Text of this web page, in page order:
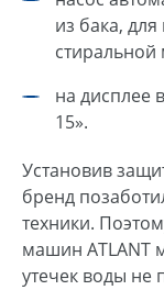
из бака,
на дисплее
15».
Установив
бренд
техники.
машин ATLANT
утечек воды не